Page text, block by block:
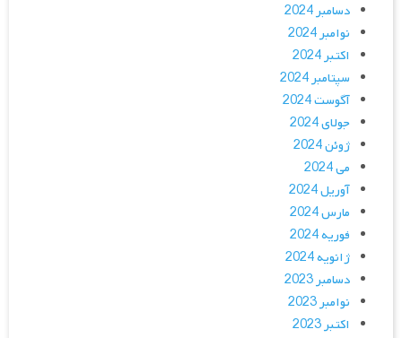
دسامبر 2024
نوامبر 2024
اکتبر 2024
سپتامبر 2024
آگوست 2024
جولای 2024
ژوئن 2024
می 2024
آوریل 2024
مارس 2024
فوریه 2024
ژانویه 2024
دسامبر 2023
نوامبر 2023
اکتبر 2023